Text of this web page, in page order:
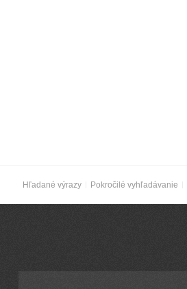
Hľadané výrazy Pokročilé vyhľadávanie